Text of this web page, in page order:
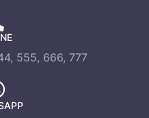
555, 666, 777